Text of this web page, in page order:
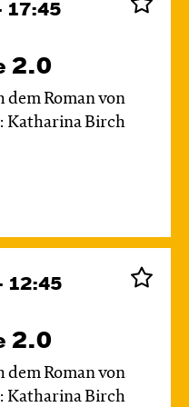
17:45
2.0
Roman von
Katharina Birch
12:45
2.0
Roman von
Katharina Birch